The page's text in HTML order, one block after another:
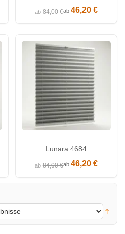
ab84,00 €ab 46,20 €
Lunara 4684
ab84,00 €ab 46,20 €